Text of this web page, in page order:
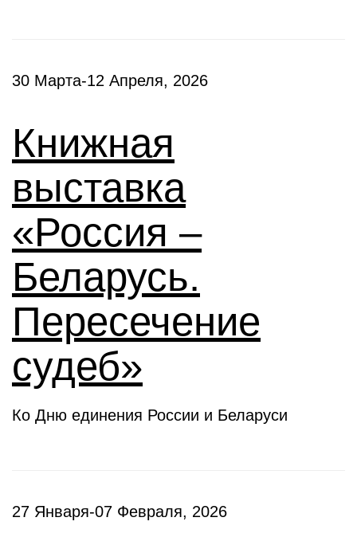
30 Марта-12 Апреля, 2026
Книжная
выставка
«Россия –
Беларусь.
Пересечение
судеб»
Ко Дню единения России и Беларуси
27 Января-07 Февраля, 2026